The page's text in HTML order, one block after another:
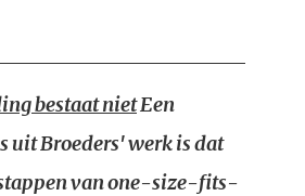
bestaat nietEen
uit Broeders' werk is dat
van one-size-fits-